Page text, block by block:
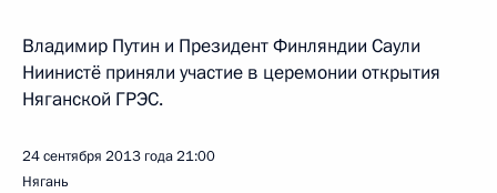
Владимир Путин и Президент Финляндии Саули
Ниинистё приняли участие в церемонии открытия
Няганской ГРЭС.
24 сентября 2013 года21:00
Нягань